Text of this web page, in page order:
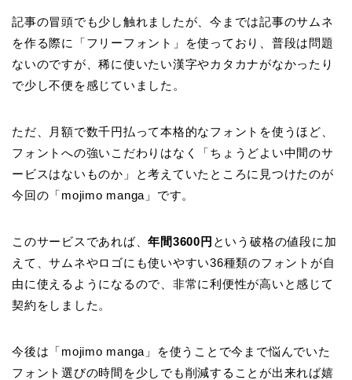
記事の冒頭でも少し触れましたが、今までは記事のサムネ
を作る際に「フリーフォント」を使っており、普段は問題
ないのですが、稀に使いたい漢字やカタカナがなかったり
で少し不便を感じていました。
ただ、月額で数千円払って本格的なフォントを使うほど、
フォントへの強いこだわりはなく「ちょうどよい中間のサ
ービスはないものか」と考えていたところに見つけたのが
今回の「mojimo manga」です。
このサービスであれば、年間3600円 という破格の値段に加
えて、サムネやロゴにも使いやすい36種類のフォントが自
由に使えるようになるので、非常に利便性が高いと感じて
契約をしました。
今後は「mojimo manga」を使うことで今まで悩んでいた
フォント選びの時間を少しでも削減することが出来れば嬉